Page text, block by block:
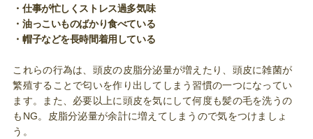
・仕事が忙しくストレス過多気味
・油っこいものばかり食べている
・帽子などを長時間着用している
これらの行為は、頭皮の皮脂分泌量が増えたり、頭皮に雑菌が
繁殖することで匂いを作り出してしまう習慣の一つになってい
ます。また、必要以上に頭皮を気にして何度も髪の毛を洗うの
もNG。皮脂分泌量が余計に増えてしまうので気をつけましょ
う。